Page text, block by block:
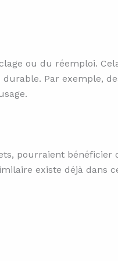
ou du réemploi.
Par exemple,
pourraient bénéficier
existe déjà dans